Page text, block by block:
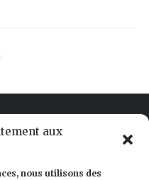
aux
nous utilisons des